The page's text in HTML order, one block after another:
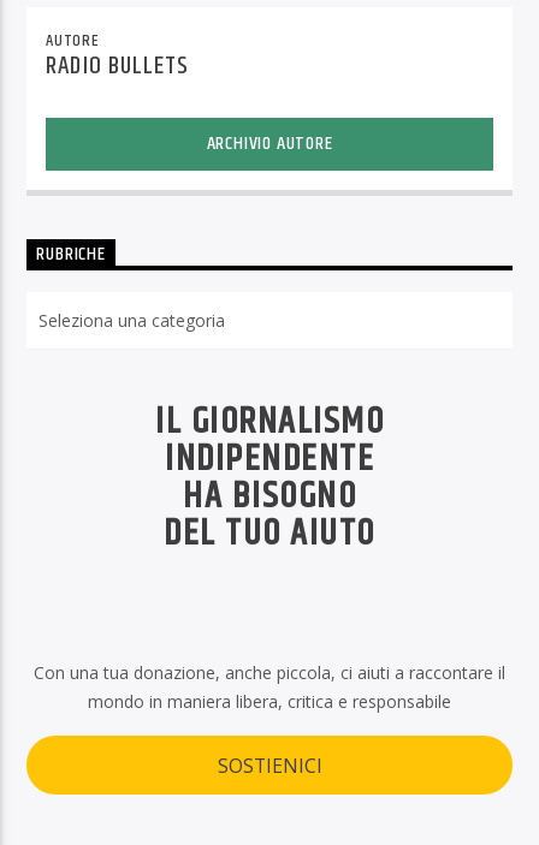
AUTORE
RADIO BULLETS
ARCHIVIO AUTORE
RUBRICHE
IL GIORNALISMO
INDIPENDENTE
HA BISOGNO
DEL TUO AIUTO
Con una tua donazione, anche piccola, ci aiuti a raccontare il
mondo in maniera libera, critica e responsabile
SOSTIENICI